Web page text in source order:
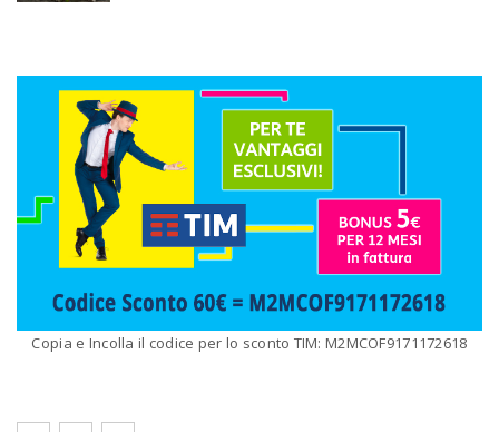
Copia e Incolla il codice per lo sconto TIM: M2MCOF9171172618